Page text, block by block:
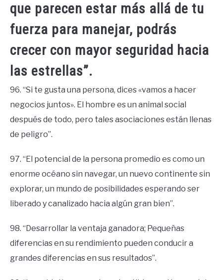
que parecen estar más allá de tu
fuerza para manejar, podrás
crecer con mayor seguridad hacia
las estrellas”.
96. “Si te gusta una persona, dices «vamos a hacer
negocios juntos». El hombre es un animal social
después de todo, pero tales asociaciones están llenas
de peligro”.
97. “El potencial de la persona promedio es como un
enorme océano sin navegar, un nuevo continente sin
explorar, un mundo de posibilidades esperando ser
liberado y canalizado hacia algún gran bien”.
98. “Desarrollar la ventaja ganadora; Pequeñas
diferencias en su rendimiento pueden conducir a
grandes diferencias en sus resultados”.